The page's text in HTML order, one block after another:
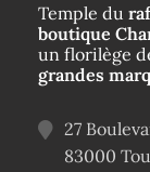
Temple du
boutique
un florilège
grandes
27
83000